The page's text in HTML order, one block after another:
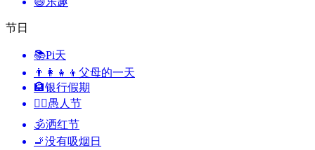
节日
📚Pi天
👨‍👩‍👧‍👦 父母的一天
🏦银行假期
🙆‍♂️愚人节
🕉洒红节
🚬没有吸烟日